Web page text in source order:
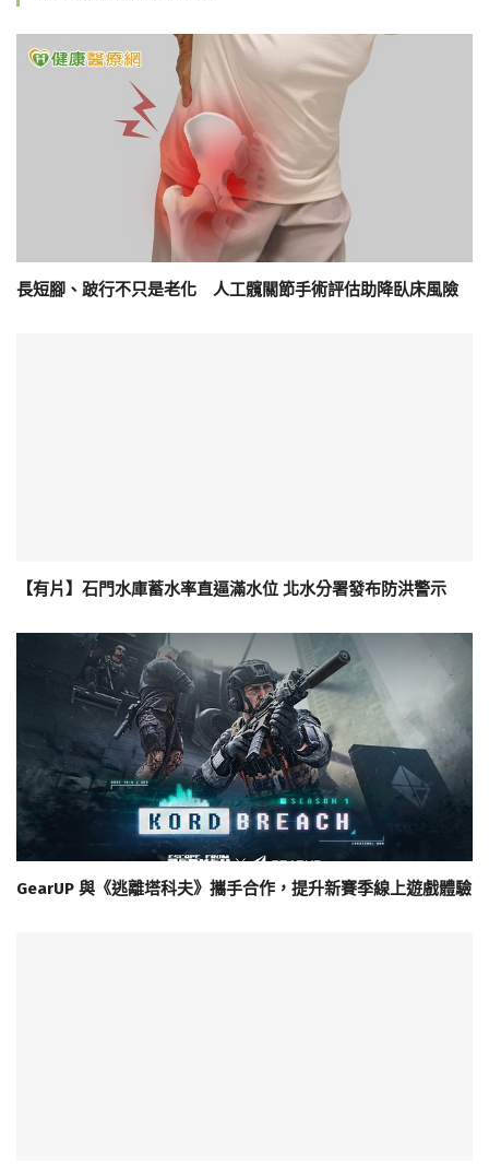
長短腳、跛行不只是老化 人工髖關節手術評估助降臥床風險
【有片】石門水庫蓄水率直逼滿水位 北水分署發布防洪警示
GearUP 與《逃離塔科夫》攜手合作，提升新賽季線上遊戲體驗